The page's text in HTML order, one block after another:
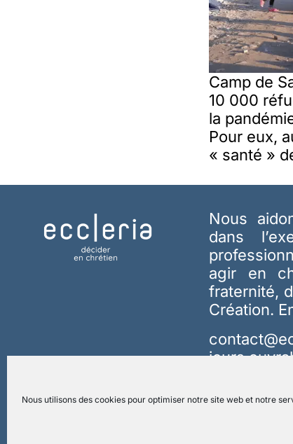
Nous utilisons des cookies pour optimiser notre site web et notre
Camp de
10 000
la
Pour eux,
« santé »
Nous
dans
agir en
fraternité,
Création.
jours